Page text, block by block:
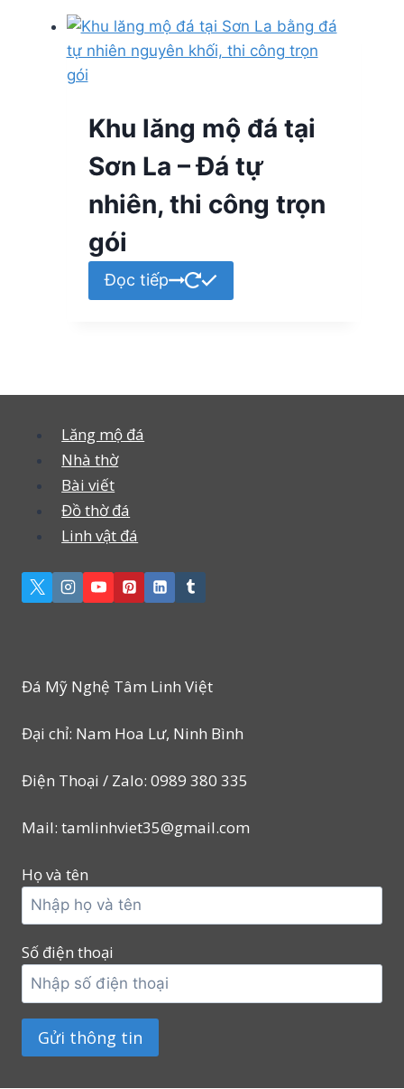
Khu lăng mộ đá tại
Sơn La – Đá tự
nhiên, thi công trọn
gói
Đọc tiếp
Lăng mộ đá
Nhà thờ
Bài viết
Đồ thờ đá
Linh vật đá
Đá Mỹ Nghệ Tâm Linh Việt
Đại chỉ: Nam Hoa Lư, Ninh Bình
Điện Thoại / Zalo: 0989 380 335
Mail: tamlinhviet35@gmail.com
Họ và tên
Số điện thoại